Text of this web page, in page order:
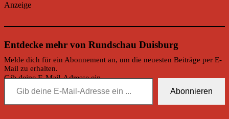
Anzeige
Entdecke mehr von Rundschau Duisburg
Melde dich für ein Abonnement an, um die neuesten Beiträge per E-
Mail zu erhalten.
Gib deine E-Mail-Adresse ein ...
Abonnieren